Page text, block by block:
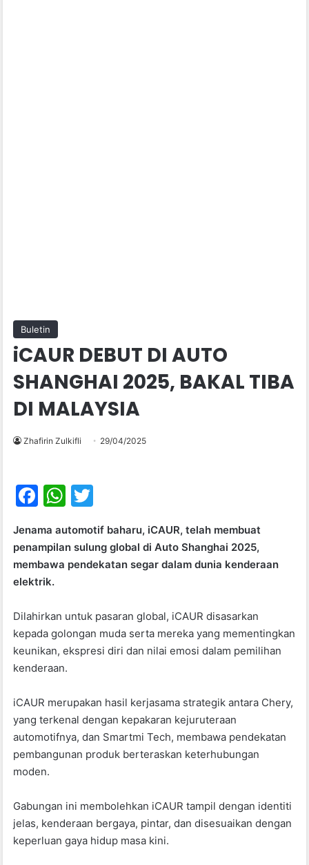
Buletin
iCAUR DEBUT DI AUTO
SHANGHAI 2025, BAKAL TIBA
DI MALAYSIA
Zhafirin Zulkifli 29/04/2025
F
c
e
b
o
o
k
W
at
s
p
p
itt
er
Jenama automotif baharu, iCAUR, telah membuat
penampilan sulung global di Auto Shanghai 2025,
membawa pendekatan segar dalam dunia kenderaan
elektrik.
Dilahirkan untuk pasaran global, iCAUR disasarkan
kepada golongan muda serta mereka yang mementingkan
keunikan, ekspresi diri dan nilai emosi dalam pemilihan
kenderaan.
iCAUR merupakan hasil kerjasama strategik antara Chery,
yang terkenal dengan kepakaran kejuruteraan
automotifnya, dan Smartmi Tech, membawa pendekatan
pembangunan produk berteraskan keterhubungan
moden.
Gabungan ini membolehkan iCAUR tampil dengan identiti
jelas, kenderaan bergaya, pintar, dan disesuaikan dengan
keperluan gaya hidup masa kini.